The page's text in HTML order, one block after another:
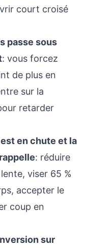
court croisé
passe sous
: vous forcez
de plus en
sur la
retarder
en chute et la
: réduire
viser 65 %
accepter le
coup en
sur